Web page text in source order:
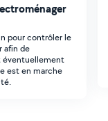
pour contrôler le
afin de
éventuellement
est en marche